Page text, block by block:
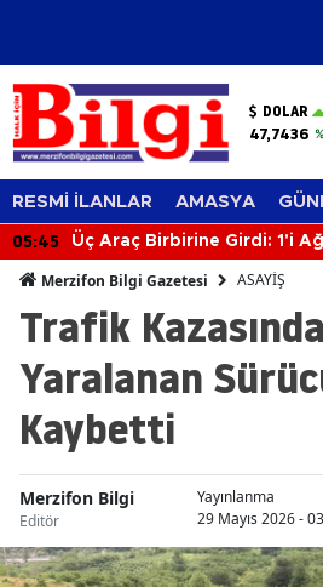
DOLAR
47,7436
RESMİ İLANLAR AMASYA
05:45 Üç Araç Birbirine Girdi: 1'i
Merzifon Bilgi Gazetesi ASAYİŞ
Trafik
Yaralanan
Kaybetti
Merzifon Bilgi
Editör
Yayınlanma
29 Mayıs 2026 -